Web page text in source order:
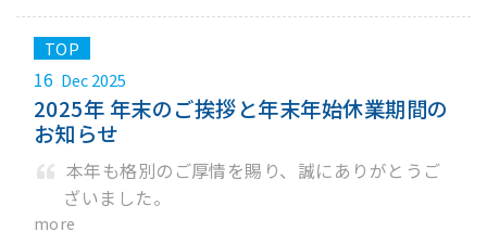
16 Dec 2025
2025年 年末のご挨拶と年末年始休業期間の
お知らせ
本年も格別のご厚情を賜り、誠にありがとうご
ざいました。
more